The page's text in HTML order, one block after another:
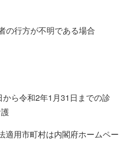
の行方が不明である場合
ら令和2年1月31日までの診
用市町村は内閣府ホームペー